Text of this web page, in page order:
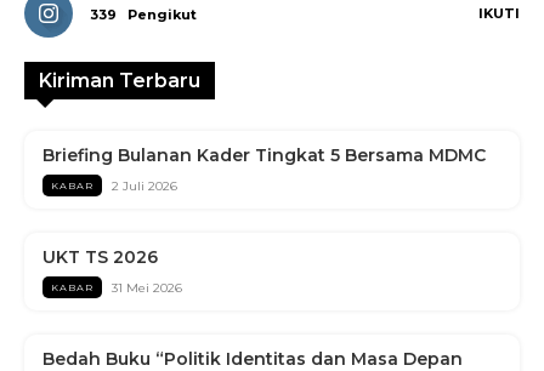
339 Pengikut IKUTI
Kiriman Terbaru
Briefing Bulanan Kader Tingkat 5 Bersama MDMC
KABAR 2 Juli 2026
UKT TS 2026
KABAR 31 Mei 2026
Bedah Buku “Politik Identitas dan Masa Depan